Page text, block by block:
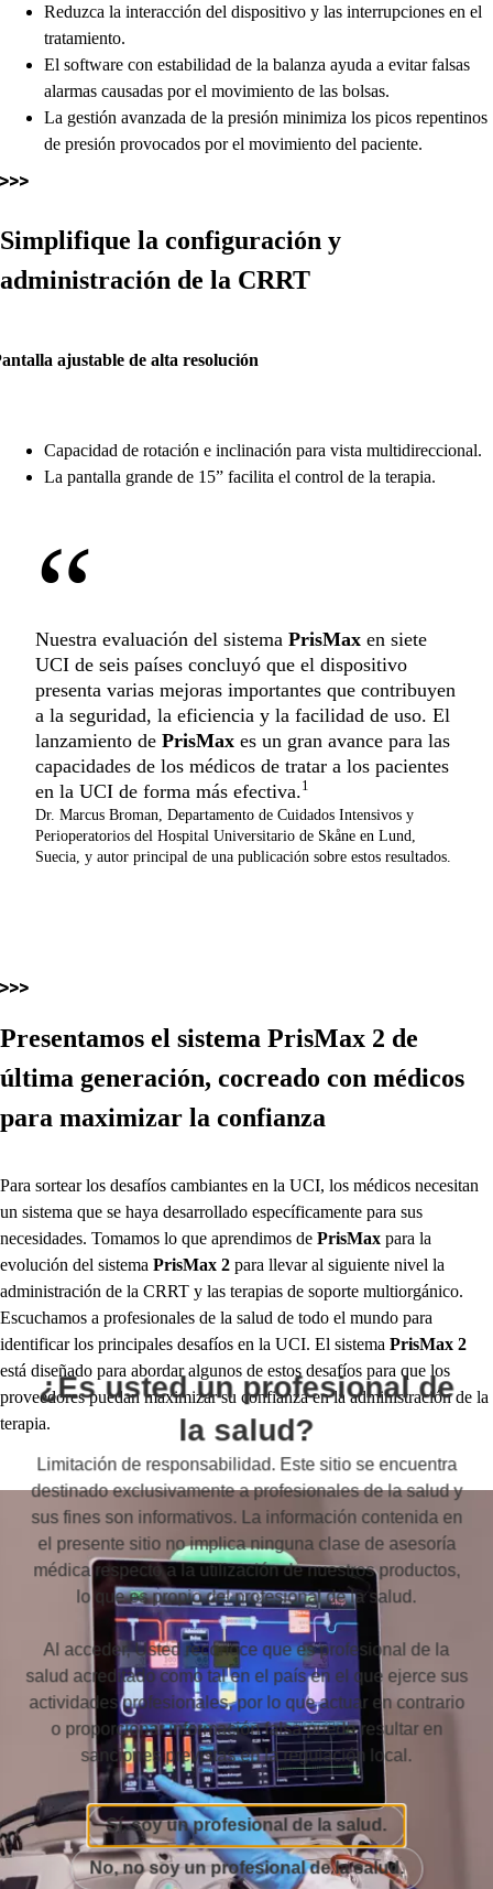
Reduzca la interacción del dispositivo y las interrupciones en el
tratamiento.
El software con estabilidad de la balanza ayuda a evitar falsas
alarmas causadas por el movimiento de las bolsas.
La gestión avanzada de la presión minimiza los picos repentinos
de presión provocados por el movimiento del paciente.
Simplifique la configuración y
administración de la CRRT
Capacidad de rotación e inclinación para vista multidireccional.
La pantalla grande de 15” facilita el control de la terapia.
“
Nuestra evaluación del sistema PrisMax en siete
UCI de seis países concluyó que el dispositivo
presenta varias mejoras importantes que contribuyen
a la seguridad, la eficiencia y la facilidad de uso. El
lanzamiento de PrisMax es un gran avance para las
capacidades de los médicos de tratar a los pacientes
en la UCI de forma más efectiva.1
Dr. Marcus Broman, Departamento de Cuidados Intensivos y
Perioperatorios del Hospital Universitario de Skåne en Lund,
Suecia, y autor principal de una publicación sobre estos resultados.
Presentamos el sistema PrisMax 2 de
última generación, cocreado con médicos
para maximizar la confianza
Para sortear los desafíos cambiantes en la UCI, los médicos necesitan
un sistema que se haya desarrollado específicamente para sus
necesidades. Tomamos lo que aprendimos de PrisMax para la
evolución del sistema PrisMax 2 para llevar al siguiente nivel la
administración de la CRRT y las terapias de soporte multiorgánico.
Escuchamos a profesionales de la salud de todo el mundo para
identificar los principales desafíos en la UCI. El sistema PrisMax 2
está diseñado para abordar algunos de estos desafíos para que los
proveedores puedan maximizar su confianza en la administración de la
terapia.
¿Es usted un profesional de
la salud?
Limitación de responsabilidad. Este sitio se encuentra
destinado exclusivamente a profesionales de la salud y
sus fines son informativos. La información contenida en
el presente sitio no implica ninguna clase de asesoría
médica respecto a la utilización de nuestros productos,
lo que es propio del profesional de la salud.
Al acceder, Usted reconoce que es profesional de la
salud acreditado como tal en el país en el que ejerce sus
actividades profesionales, por lo que actuar en contrario
o proporcionar información falsa puede resultar en
sanciones previstas en la regulación local.
Sí, soy un profesional de la salud.
No, no soy un profesional de la salud.